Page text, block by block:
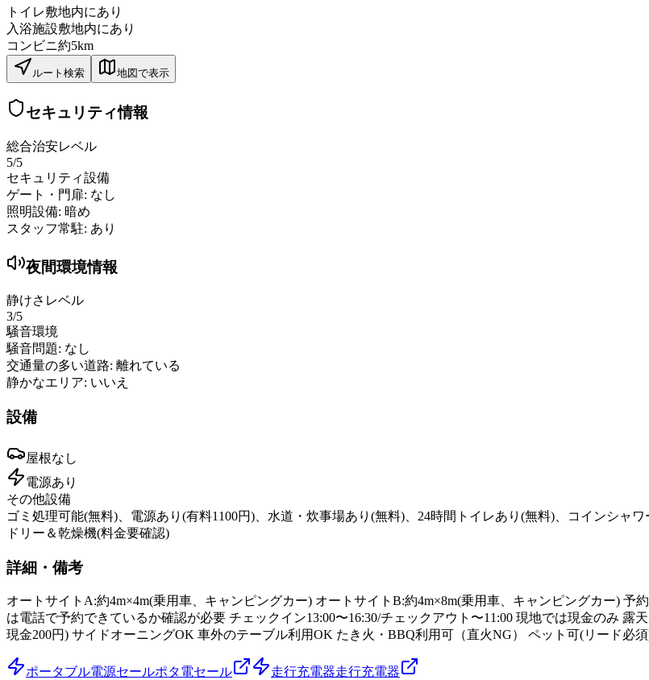
トイレ敷地内にあり
入浴施設敷地内にあり
コンビニ約5km
ルート検索 地図で表示
セキュリティ情報
総合治安レベル
5/5
セキュリティ設備
ゲート・門扉: なし
照明設備: 暗め
スタッフ常駐: あり
夜間環境情報
静けさレベル
3/5
騒音環境
騒音問題: なし
交通量の多い道路: 離れている
静かなエリア: いいえ
設備
屋根なし
電源あり
その他設備
ゴミ処理可能(無料)、電源あり(有料1100円)、水道・炊事場あり(無料)、24時間トイレあり(無料)、コインシャ
ドリー＆乾燥機(料金要確認)
詳細・備考
オートサイトA:約4m×4m(乗用車、キャンピングカー) オートサイトB:約4m×8m(乗用車、キャンピングカー)
は電話で予約できているか確認が必要 チェックイン13:00〜16:30/チェックアウト〜11:00 現地では現金のみ
現金200円) サイドオーニングOK 車外のテーブル利用OK たき火・BBQ利用可（直火NG） ペット可(リード必
ポータブル電源セールポタ電セール 走行充電器走行充電器